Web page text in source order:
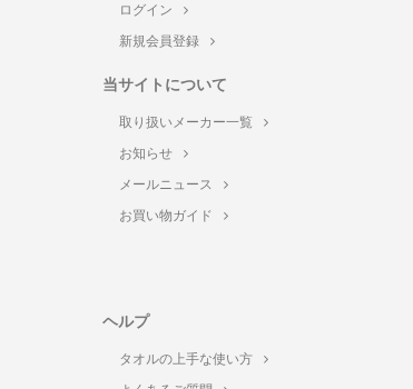
ログイン
新規会員登録
当サイトについて
取り扱いメーカー一覧
お知らせ
メールニュース
お買い物ガイド
ヘルプ
タオルの上手な使い方